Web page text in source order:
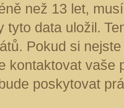
než 13 let,
tyto data uložil.
Pokud si
kontaktovat vaše
poskytovat